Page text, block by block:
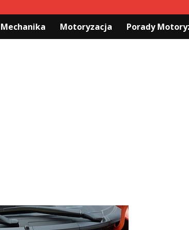
Mechanika Motoryzacja Porady